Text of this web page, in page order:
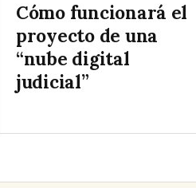
Cómo funcionará el
proyecto de una
“nube digital
judicial”